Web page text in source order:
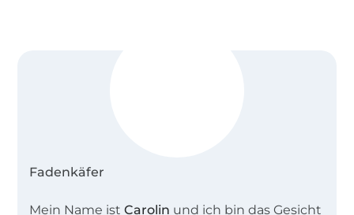
Fadenkäfer
Mein Name istCarolin und ich bin das Gesicht